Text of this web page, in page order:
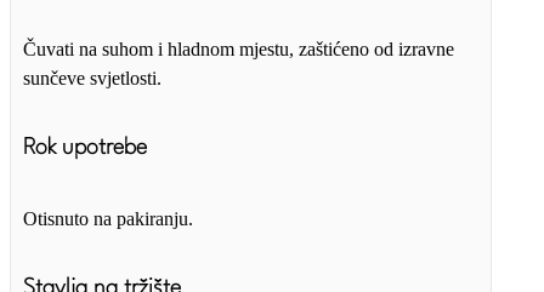
Čuvati na suhom i hladnom mjestu, zaštićeno od izravne
sunčeve svjetlosti.
Rok upotrebe
Otisnuto na pakiranju.